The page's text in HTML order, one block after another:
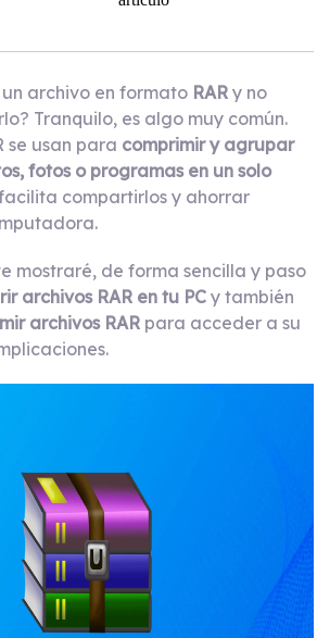
archivo en formato RAR y no
Tranquilo, es algo muy común.
se usan para comprimir y agrupar
fotos o programas en un solo
compartirlos y ahorrar
mostraré, de forma sencilla y paso
archivos RAR en tu PC y también
archivos RAR para acceder a su